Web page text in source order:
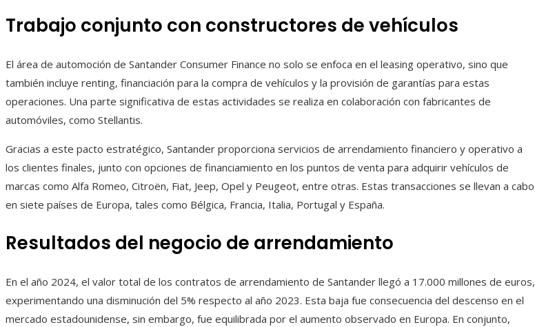
Trabajo conjunto con constructores de vehículos
El área de automoción de Santander Consumer Finance no solo se enfoca en el leasing operativo, sino que
también incluye renting, financiación para la compra de vehículos y la provisión de garantías para estas
operaciones. Una parte significativa de estas actividades se realiza en colaboración con fabricantes de
automóviles, como Stellantis.
Gracias a este pacto estratégico, Santander proporciona servicios de arrendamiento financiero y operativo a
los clientes finales, junto con opciones de financiamiento en los puntos de venta para adquirir vehículos de
marcas como Alfa Romeo, Citroën, Fiat, Jeep, Opel y Peugeot, entre otras. Estas transacciones se llevan a cabo
en siete países de Europa, tales como Bélgica, Francia, Italia, Portugal y España.
Resultados del negocio de arrendamiento
En el año 2024, el valor total de los contratos de arrendamiento de Santander llegó a 17.000 millones de euros,
experimentando una disminución del 5% respecto al año 2023. Esta baja fue consecuencia del descenso en el
mercado estadounidense, sin embargo, fue equilibrada por el aumento observado en Europa. En conjunto,